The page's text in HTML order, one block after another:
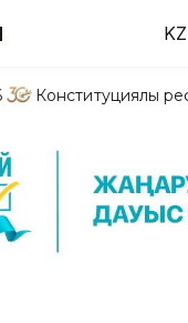
KZ
Конституциялық